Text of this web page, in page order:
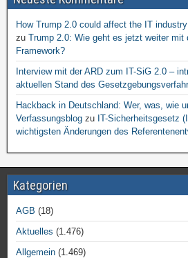
How Trump 2.0 could affect the IT
zu Trump 2.0: Wie geht es jetzt weiter mit
Framework?
Interview mit der ARD zum IT-SiG 2.0 –
aktuellen Stand des
Hackback in Deutschland: Wer, was, wie
Verfassungsblog zu IT-Sicherheitsgesetz
wichtigsten Änderungen des
Kategorien
AGB (18)
Aktuelles (1.476)
Allgemein (1.469)